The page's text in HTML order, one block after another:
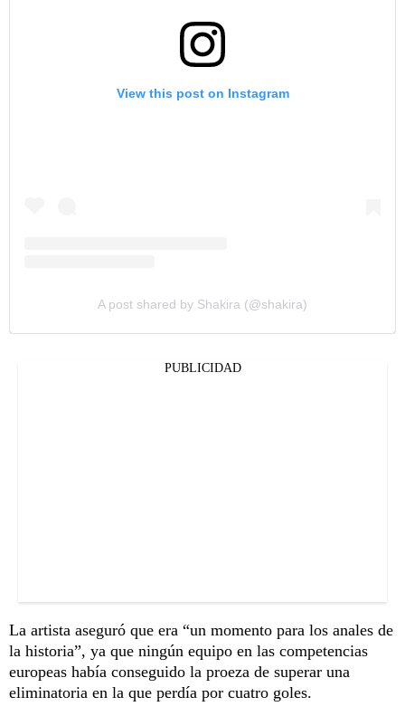
View this post on Instagram
A post shared by Shakira (@shakira)
PUBLICIDAD
La artista aseguró que era “un momento para los anales de
la historia”, ya que ningún equipo en las competencias
europeas había conseguido la proeza de superar una
eliminatoria en la que perdía por cuatro goles.